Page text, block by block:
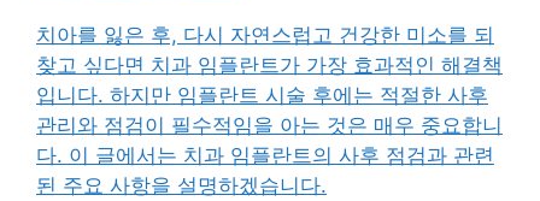
치아를 잃은 후, 다시 자연스럽고 건강한 미소를 되
찾고 싶다면 치과 임플란트가 가장 효과적인 해결책
입니다. 하지만 임플란트 시술 후에는 적절한 사후
관리와 점검이 필수적임을 아는 것은 매우 중요합니
다. 이 글에서는 치과 임플란트의 사후 점검과 관련
된 주요 사항을 설명하겠습니다.